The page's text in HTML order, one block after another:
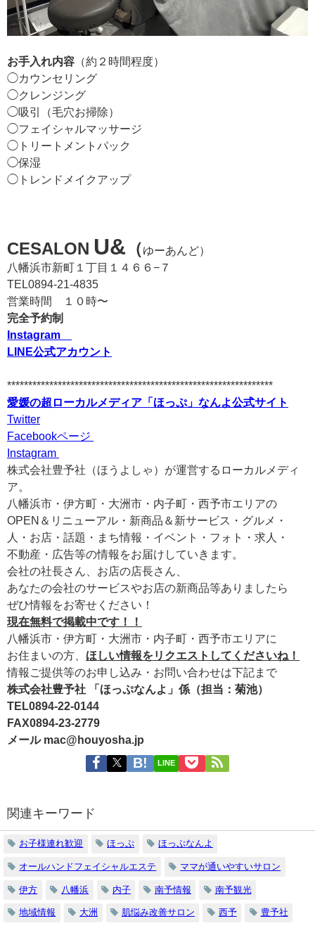
お手入れ内容 （約２時間程度）
◯カウンセリング
◯クレンジング
◯吸引（毛穴お掃除）
◯フェイシャルマッサージ
◯トリートメントパック
◯保湿
◯トレンドメイクアップ
CESALON U& （ゆーあんど）
八幡浜市新町１丁目１４６６−７
TEL0894-21-4835
営業時間 １０時〜
完全予約制
Instagram
LINE公式アカウント
***************************************************************
愛媛の超ローカルメディア「ほっぷ」なんよ公式サイト
Twitter
Facebookページ
Instagram
株式会社豊予社（ほうよしゃ）が運営するローカルメディ
ア。
八幡浜市・伊方町・大洲市・内子町・西予市エリアの
OPEN＆リニューアル・新商品＆新サービス・グルメ・
人・お店・話題・まち情報・イベント・フォト・求人・
不動産・広告等の情報をお届けしていきます。
会社の社長さん、お店の店長さん、
あなたの会社のサービスやお店の新商品等ありましたら
ぜひ情報をお寄せください！
現在無料で掲載中です！！
八幡浜市・伊方町・大洲市・内子町・西予市エリアに
お住まいの方、 ほしい情報をリクエストしてくださいね！
情報ご提供等のお申し込み・お問い合わせは下記まで
株式会社豊予社 「ほっぷなんよ」係（担当：菊池）
TEL0894-22-0144
FAX0894-23-2779
メール mac@houyosha.jp
LINE
関連キーワード
お子様連れ歓迎 ほっぷ ほっぷなんよ
オールハンドフェイシャルエステ ママが通いやすいサロン
伊方 八幡浜 内子 南予情報 南予観光
地域情報 大洲 肌悩み改善サロン 西予 豊予社